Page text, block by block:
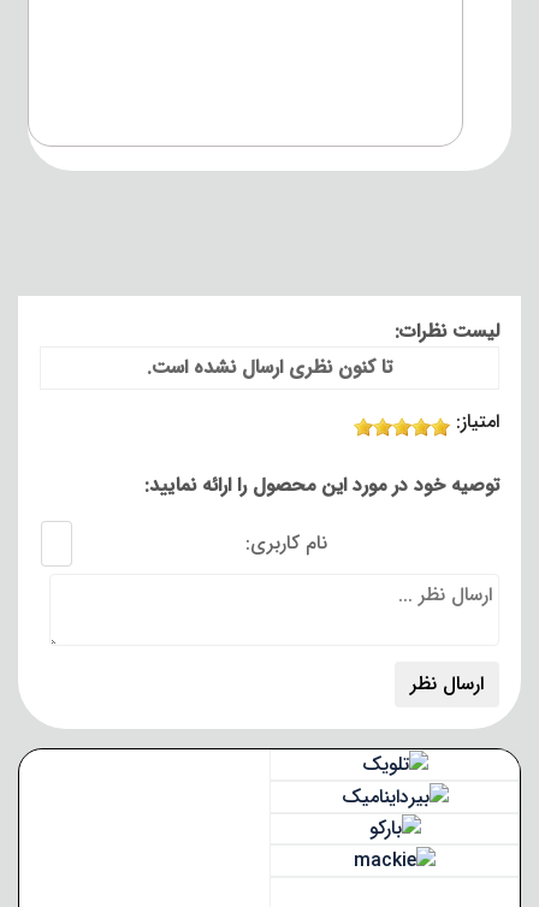
لیست نظرات:
تا کنون نظری ارسال نشده است.
امتیاز:
توصیه خود در مورد این محصول را ارائه نمایید:
نام کاربری: